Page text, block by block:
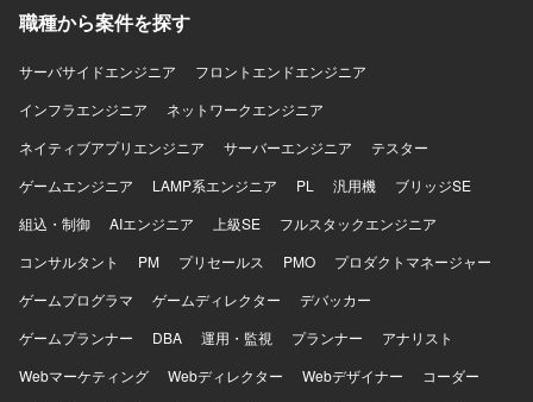
職種から案件を探す
サーバサイドエンジニア
フロントエンドエンジニア
インフラエンジニア
ネットワークエンジニア
ネイティブアプリエンジニア
サーバーエンジニア
テスター
ゲームエンジニア
LAMP系エンジニア PL 汎用機
ブリッジSE
組込・制御
AIエンジニア 上級SE
フルスタックエンジニア
コンサルタント
PM プリセールス PMO
プロダクトマネージャー
ゲームプログラマ
ゲームディレクター
デバッカー
ゲームプランナー
DBA 運用・監視 プランナー
アナリスト
Webマーケティング
Webディレクター Webデザイナー
コーダー